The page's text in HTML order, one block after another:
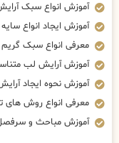
آموزش انواع سبک
آموزش ایجاد انواع
معرفی انواع سبک
آموزش آرایش لب
آموزش نحوه ایجاد
معرفی انواع روش های
آموزش مباحث و